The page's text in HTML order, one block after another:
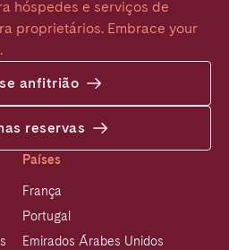
hóspedes e serviços de
proprietários. Embrace your
anfitrião
reservas
Países
França
Portugal
Emirados Árabes Unidos